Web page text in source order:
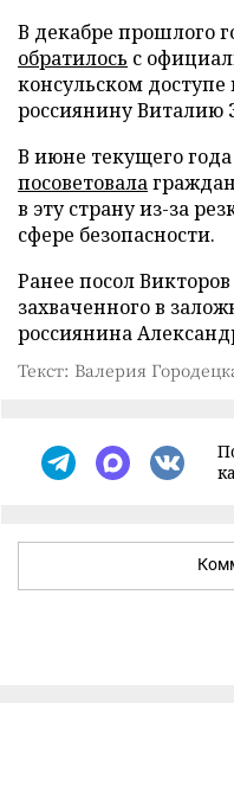
В декабре прошлого
обратилось с
консульском
россиянину Виталию
В июне текущего
посоветовала
в эту страну из-за
сфере безопасности.
Ранее посол Викторов
захваченного в
россиянина
Текст: Валерия